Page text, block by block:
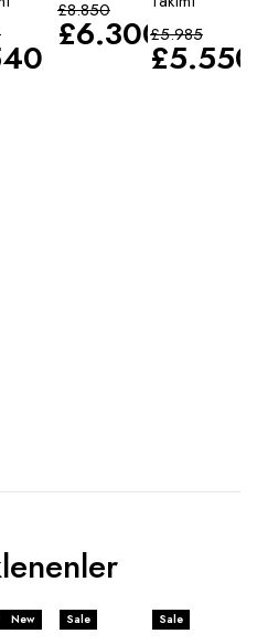
£8.850
£6.300
£5.985
£5.550
New Sale Sale